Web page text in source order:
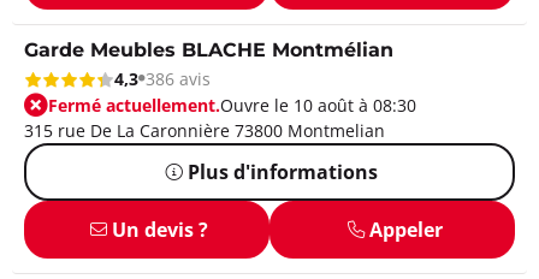
Garde Meubles BLACHE Montmélian
4,3 386 avis
Fermé actuellement.Ouvre le 10 août à 08:30
315 rue De La Caronnière 73800 Montmelian
Plus d'informations
Un devis ? Appeler